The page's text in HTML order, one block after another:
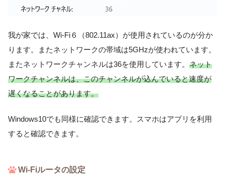
我が家では、Wi-Fi６（802.11ax）が使用されているのが分か
ります。またネットワークの帯域は5GHzが使われています。
またネットワークチャンネルは36を使用しています。 ネット
ワークチャンネルは、このチャンネルが込んでいると速度が
遅くなることがあります。
Windows10でも同様に確認できます。スマホはアプリを利用
すると確認できます。
Wi-Fiルータの設定